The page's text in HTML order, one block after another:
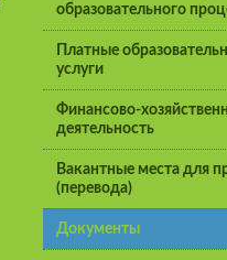
образовательного
Платные
услуги
Финансово-
деятельность
Вакантные места для
(перевода)
Документы